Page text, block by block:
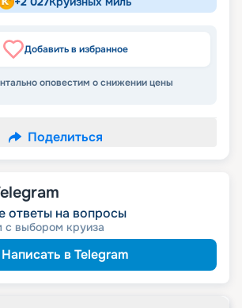
Добавить в избранное
оповестим о снижении цены
Поделиться
ответы на вопросы
выбором круиза
Написать в Telegram